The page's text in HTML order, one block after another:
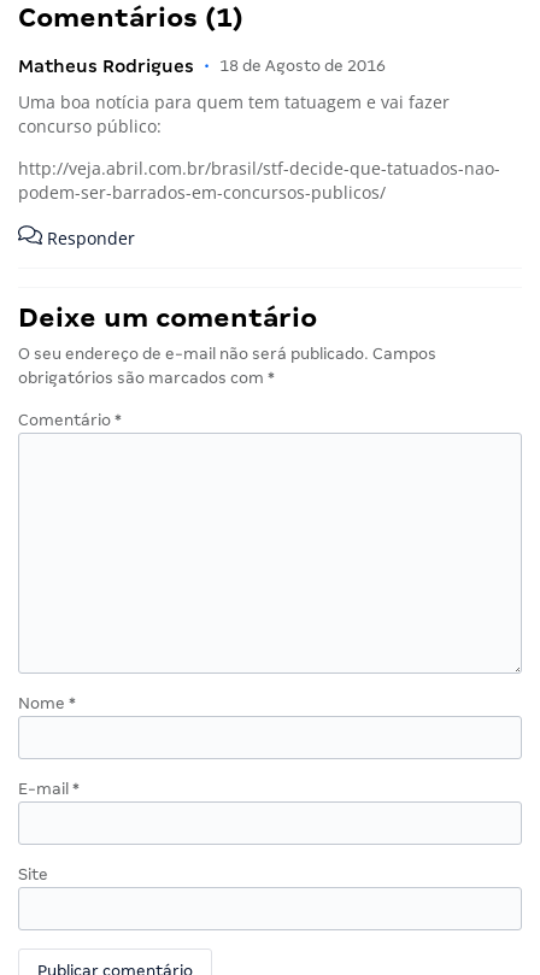
Comentários (1)
Matheus Rodrigues • 18 de Agosto de 2016
Uma boa notícia para quem tem tatuagem e vai fazer
concurso público:
http://veja.abril.com.br/brasil/stf-decide-que-tatuados-nao-
podem-ser-barrados-em-concursos-publicos/
Responder
Deixe um comentário
O seu endereço de e-mail não será publicado. Campos
obrigatórios são marcados com *
Comentário *
Nome *
E-mail *
Site